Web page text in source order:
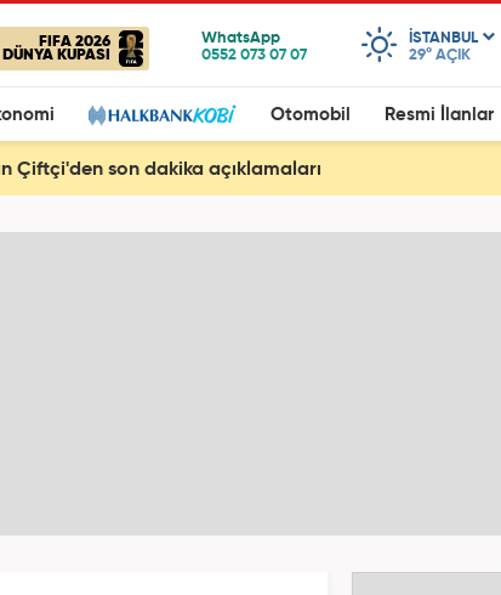
FIFA 2026
DÜNYA KUPASI
ISTANBUL
29° AÇIK
Otomobil Resmi İlanlar
Çiftçi'den son dakika açıklamaları